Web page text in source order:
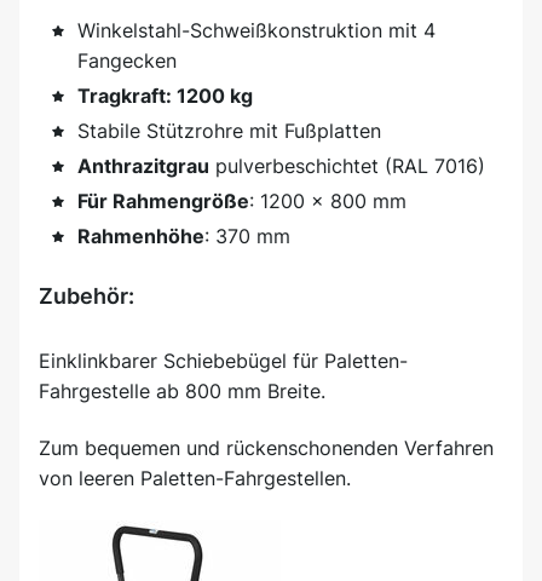
Winkelstahl-Schweißkonstruktion mit 4
Fangecken
Tragkraft: 1200 kg
Stabile Stützrohre mit Fußplatten
Anthrazitgrau pulverbeschichtet (RAL 7016)
Für Rahmengröße: 1200 x 800 mm
Rahmenhöhe: 370 mm
Zubehör:
Einklinkbarer Schiebebügel für Paletten-
Fahrgestelle ab 800 mm Breite.
Zum bequemen und rückenschonenden Verfahren
von leeren Paletten-Fahrgestellen.